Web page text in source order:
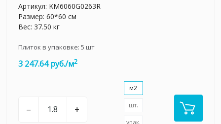
Артикул: KM6060G0263R
Размер: 60*60 см
Вес: 37.50 кг
Плиток в упаковке: 5 шт
3 247.64 руб./м2
– +
м2
шт.
упак.